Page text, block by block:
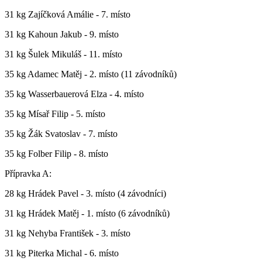
31 kg Zajíčková Amálie - 7. místo
31 kg Kahoun Jakub - 9. místo
31 kg Šulek Mikuláš - 11. místo
35 kg Adamec Matěj - 2. místo (11 závodníků)
35 kg Wasserbauerová Elza - 4. místo
35 kg Mísař Filip - 5. místo
35 kg Žák Svatoslav - 7. místo
35 kg Folber Filip - 8. místo
Přípravka A:
28 kg Hrádek Pavel - 3. místo (4 závodníci)
31 kg Hrádek Matěj - 1. místo (6 závodníků)
31 kg Nehyba František - 3. místo
31 kg Piterka Michal - 6. místo